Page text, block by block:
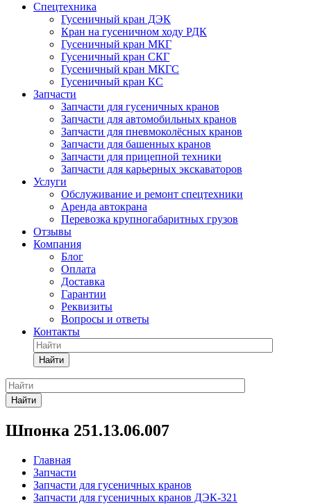
Спецтехника
Гусеничный кран ДЭК
Кран на гусеничном ходу РДК
Гусеничный кран МКГ
Гусеничный кран СКГ
Гусеничный кран МКГС
Гусеничный кран КС
Запчасти
Запчасти для гусеничных кранов
Запчасти для автомобильных кранов
Запчасти для пневмоколёсных кранов
Запчасти для башенных кранов
Запчасти для прицепной техники
Запчасти для карьерных экскаваторов
Услуги
Обслуживание и ремонт спецтехники
Аренда автокрана
Перевозка крупногабаритных грузов
Отзывы
Компания
Блог
Оплата
Доставка
Гарантии
Реквизиты
Вопросы и ответы
Контакты
Найти
Найти
Шпонка 251.13.06.007
Главная
Запчасти
Запчасти для гусеничных кранов
Запчасти для гусеничных кранов ДЭК-321